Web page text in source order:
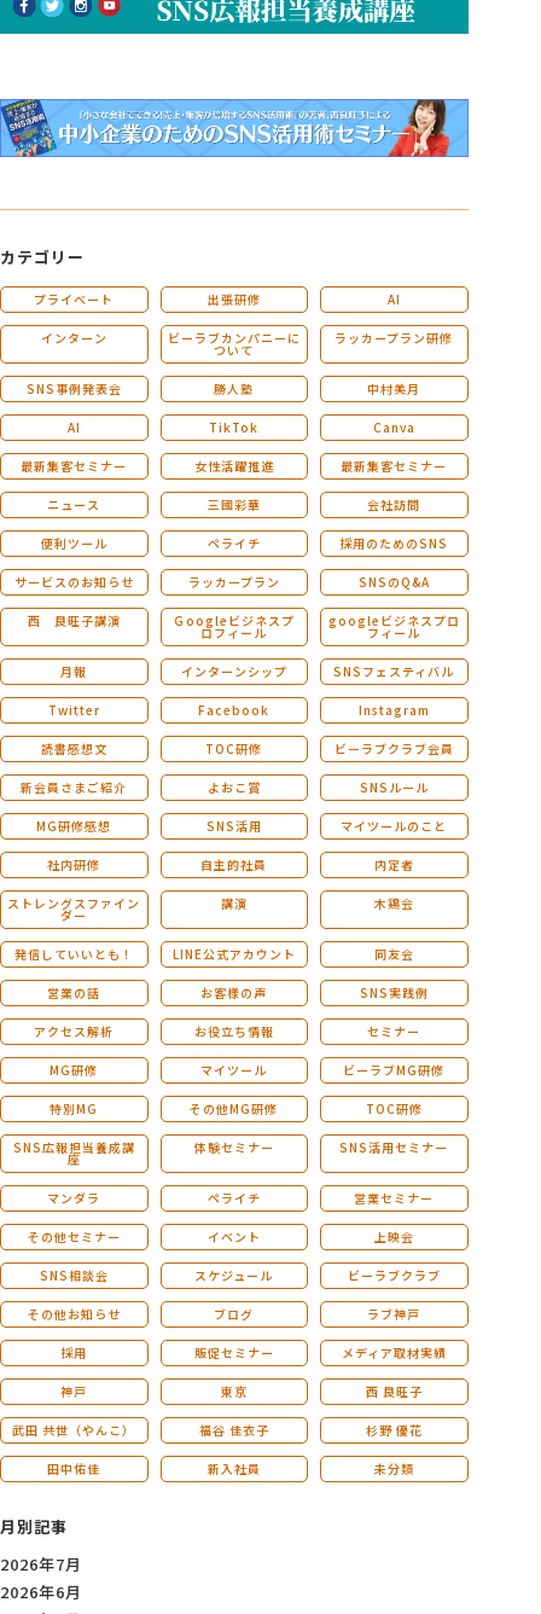
カテゴリー
プライベート 出張研修 AI
インターン ビーラブカンパニーに
ついて
ラッカープラン研修
SNS事例発表会 勝人塾 中村美月
AI TikTok Canva
最新集客セミナー 女性活躍推進 最新集客セミナー
ニュース 三國彩華 会社訪問
便利ツール ペライチ 採用のためのSNS
サービスのお知らせ ラッカープラン SNSのQ&A
西 良旺子講演 Ｇoogleビジネスプ
ロフィール
googleビジネスプロ
フィール
月報 インターンシップ SNSフェスティバル
Twitter Facebook Instagram
読書感想文 TOC研修 ビーラブクラブ会員
新会員さまご紹介 よおこ賞 SNSルール
MG研修感想 SNS活用 マイツールのこと
社内研修 自主的社員 内定者
ストレングスファイン
ダー
講演 木鶏会
発信していいとも！ LINE公式アカウント 同友会
営業の話 お客様の声 SNS実践例
アクセス解析 お役立ち情報 セミナー
MG研修 マイツール ビーラブMG研修
特別MG その他MG研修 TOC研修
SNS広報担当養成講
座
体験セミナー SNS活用セミナー
マンダラ ペライチ 営業セミナー
その他セミナー イベント 上映会
SNS相談会 スケジュール ビーラブクラブ
その他お知らせ ブログ ラブ神戸
採用 販促セミナー メディア取材実績
神戸 東京 西 良旺子
武田 共世（やんこ） 福谷 佳衣子 杉野 優花
田中佑佳 新入社員 未分類
月別記事
2026年7月
2026年6月